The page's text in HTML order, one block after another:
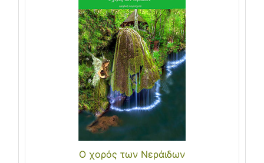
Ο χορός των Νεράιδων